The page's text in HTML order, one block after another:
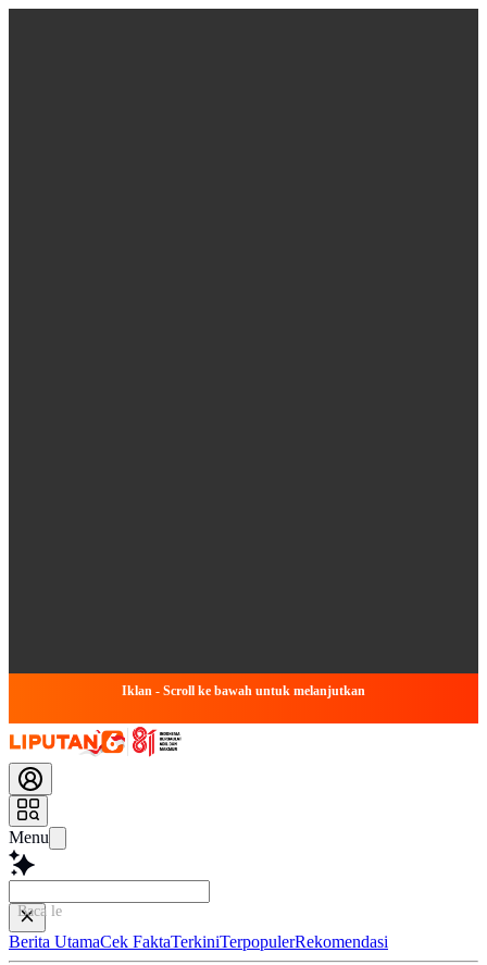
Iklan - Scroll ke bawah untuk melanjutkan
Menu
Baca lebih cepat.
Berita UtamaCek FaktaTerkiniTerpopulerRekomendasi